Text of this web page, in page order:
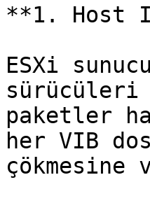
**1. Host
ESXi
paketler
her VIB